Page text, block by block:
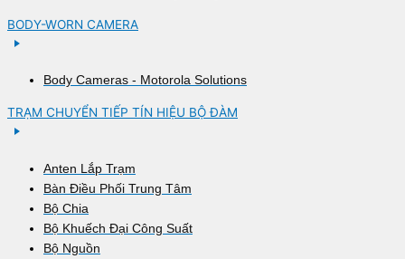
BODY-WORN CAMERA
Body Cameras - Motorola Solutions
TRẠM CHUYỂN TIẾP TÍN HIỆU BỘ ĐÀM
Anten Lắp Trạm
Bàn Điều Phối Trung Tâm
Bộ Chia
Bộ Khuếch Đại Công Suất
Bộ Nguồn